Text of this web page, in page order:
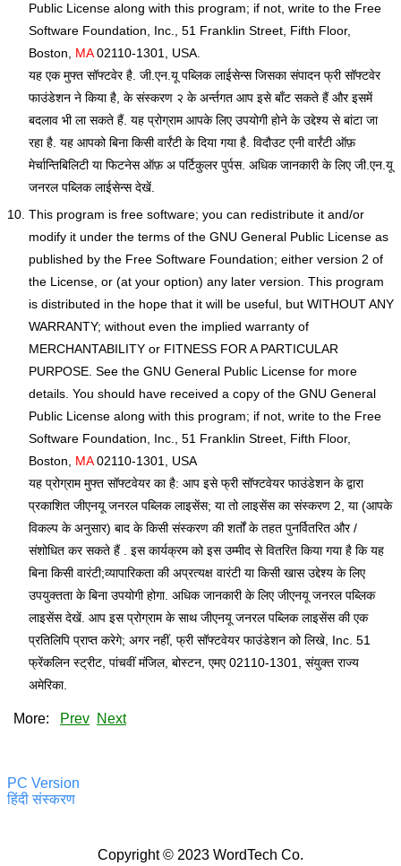
Public License along with this program; if not, write to the Free
Software Foundation, Inc., 51 Franklin Street, Fifth Floor,
Boston, MA02110-1301, USA.
यह एक मुफ्त सॉफ्टवेर है. जी.एन.यू पब्लिक लाईसेन्स जिसका संपादन फ्री सॉफ्टवेर
फाउंडेशन ने किया है, के संस्करण २ के अर्न्तगत आप इसे बाँट सकते हैं और इसमें
बदलाव भी ला सकते हैं. यह प्रोग्राम आपके लिए उपयोगी होने के उद्देश्य से बांटा जा
रहा है. यह आपको बिना किसी वार्रंटी के दिया गया है. विदौउट एनी वार्रंटी ऑफ़
मेर्चान्तिबिलिटी या फिटनेस ऑफ़ अ पर्टिकुलर पुर्पस. अधिक जानकारी के लिए जी.एन.यू
जनरल पब्लिक लाईसेन्स देखें.
This program is free software; you can redistribute it and/or
modify it under the terms of the GNU General Public License as
published by the Free Software Foundation; either version 2 of
the License, or (at your option) any later version. This program
is distributed in the hope that it will be useful, but WITHOUT ANY
WARRANTY; without even the implied warranty of
MERCHANTABILITY or FITNESS FOR A PARTICULAR
PURPOSE. See the GNU General Public License for more
details. You should have received a copy of the GNU General
Public License along with this program; if not, write to the Free
Software Foundation, Inc., 51 Franklin Street, Fifth Floor,
Boston, MA02110-1301, USA
यह प्रोग्राम मुफ्त सॉफ्टवेयर का है: आप इसे फ्री सॉफ्टवेयर फाउंडेशन के द्वारा
प्रकाशित जीएनयू जनरल पब्लिक लाइसेंस; या तो लाइसेंस का संस्करण 2, या (आपके
विकल्प के अनुसार) बाद के किसी संस्करण की शर्तों के तहत पुनर्वितरित और /
संशोधित कर सकते हैं . इस कार्यक्रम को इस उम्मीद से वितरित किया गया है कि यह
बिना किसी वारंटी;व्यापारिकता की अप्रत्यक्ष वारंटी या किसी खास उद्देश्य के लिए
उपयुक्तता के बिना उपयोगी होगा. अधिक जानकारी के लिए जीएनयू जनरल पब्लिक
लाइसेंस देखें. आप इस प्रोग्राम के साथ जीएनयू जनरल पब्लिक लाइसेंस की एक
प्रतिलिपि प्राप्त करेगे; अगर नहीं, फ्री सॉफ्टवेयर फाउंडेशन को लिखे, Inc. 51
फ्रेंकलिन स्ट्रीट, पांचवीं मंजिल, बोस्टन, एमए 02110-1301, संयुक्त राज्य
अमेरिका.
More: Prev Next
PC Version
हिंदी संस्करण
Copyright © 2023 WordTech Co.